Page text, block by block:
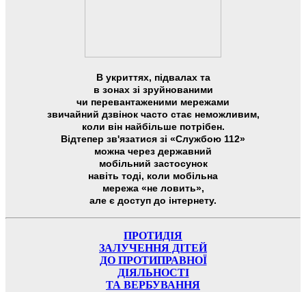
В укриттях, підвалах та
в зонах зі зруйнованими
чи перевантаженими мережами
звичайний дзвінок часто стає неможливим,
коли він найбільше потрібен.
Відтепер зв'язатися зі «Службою 112»
можна через державний
мобільний застосунок
навіть тоді, коли мобільна
мережа «не ловить»,
але є доступ до інтернету.
ПРОТИДІЯ
ЗАЛУЧЕННЯ ДІТЕЙ
ДО ПРОТИПРАВНОЇ
ДІЯЛЬНОСТІ
ТА ВЕРБУВАННЯ